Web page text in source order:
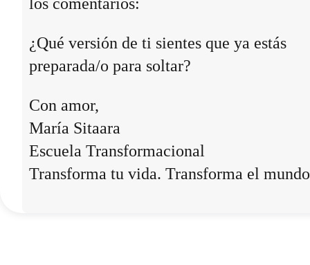
¿Qué versión de ti sientes que ya estás
preparada/o para soltar?
Con amor,
María Sitaara
Escuela Transformacional
Transforma tu vida. Transforma el